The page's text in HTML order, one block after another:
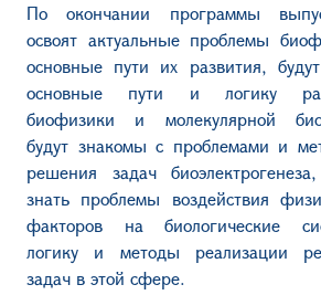
По окончании программы
освоят актуальные проблемы
основные пути их развития,
основные пути и логику
биофизики и молекулярной
будут знакомы с проблемами и
решения задач
знать проблемы воздействия
факторов на биологические
логику и методы реализации
задач в этой сфере.